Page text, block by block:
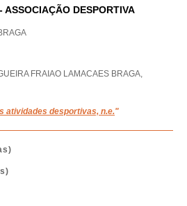
ASSOCIAÇÃO DESPORTIVA
FRAIAO LAMACAES BRAGA,
atividades desportivas, n.e."